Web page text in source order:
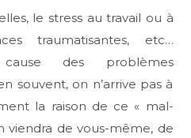
le stress au travail ou à
traumatisantes, etc…
des problèmes
souvent, on n’arrive pas à
la raison de ce « mal-
viendra de vous-même, de